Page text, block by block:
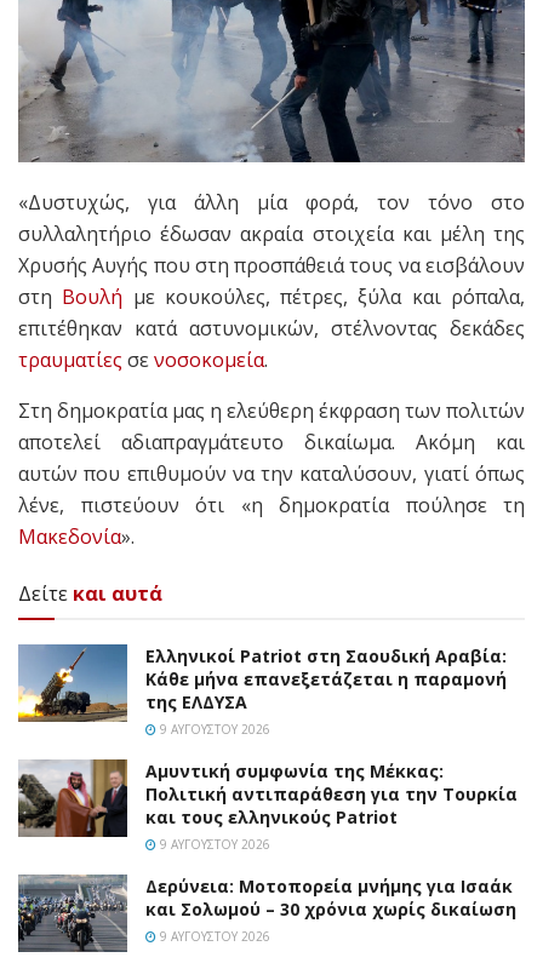
«Δυστυχώς, για άλλη μία φορά, τον τόνο στο
συλλαλητήριο έδωσαν ακραία στοιχεία και μέλη της
Χρυσής Αυγής που στη προσπάθειά τους να εισβάλουν
στη Βουλή με κουκούλες, πέτρες, ξύλα και ρόπαλα,
επιτέθηκαν κατά αστυνομικών, στέλνοντας δεκάδες
τραυματίες σενοσοκομεία.
Στη δημοκρατία μας η ελεύθερη έκφραση των πολιτών
αποτελεί αδιαπραγμάτευτο δικαίωμα. Ακόμη και
αυτών που επιθυμούν να την καταλύσουν, γιατί όπως
λένε, πιστεύουν ότι «η δημοκρατία πούλησε τη
Μακεδονία».
Δείτε και αυτά
Ελληνικοί Patriot στη Σαουδική Αραβία:
Κάθε μήνα επανεξετάζεται η παραμονή
της ΕΛΔΥΣΑ
9 ΑΥΓΟΎΣΤΟΥ 2026
Αμυντική συμφωνία της Μέκκας:
Πολιτική αντιπαράθεση για την Τουρκία
και τους ελληνικούς Patriot
9 ΑΥΓΟΎΣΤΟΥ 2026
Δερύνεια: Μοτοπορεία μνήμης για Ισαάκ
και Σολωμού – 30 χρόνια χωρίς δικαίωση
9 ΑΥΓΟΎΣΤΟΥ 2026